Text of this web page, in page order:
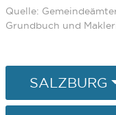
Quelle:
Grundbuch und
SALZBURG